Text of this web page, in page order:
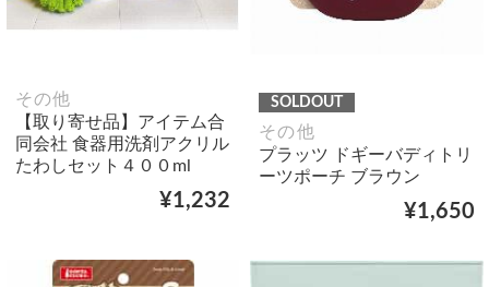
その他
【取り寄せ品】アイテム合
同会社 食器用洗剤アクリル
たわしセット４００ml
¥1,232
SOLDOUT
その他
プラッツ ドギーバディトリ
ーツポーチ ブラウン
¥1,650